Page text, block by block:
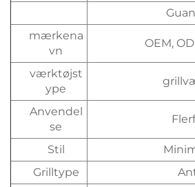
mærkena
vn
OEM,
værktøjst
ype
Anvendel
se
Stil
Grilltype